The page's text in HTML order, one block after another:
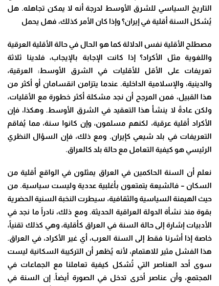
التاريخ السياسي للشرق الأوسط لدرجة أنه لا يمكن تجاهله. هل
يُشكل السنة أقلية في إيران؟ وإذا كان الأمر كذلك، فهل يحمل
مصطلح الأقلية نفس الدلالة كما هو الحال في حالة الأقلية العرقية
واللغوية مثل الأكراد؟ إذا كانت الإجابة بالإيجاب، فلدينا ثلاثة
تعريفات على الأقل للأقليات في الشرق الأوسط: العرقية،
والدينية، والإسلامية الداخلية. عندما يتزامن انقسامان أو أكثر من
هذا القبيل، فمن المرجح أن نجد مشكلة أكثر خطورة مع الأقليات،
ولكن عادةً لا ينشأ هذا التعقيد في الشرق الأوسط. وهكذا، فإن
الأكراد أقلية عرقية، لكنهم مسلمون، وإن كانوا سنة، مما يُفاقم
التعريفات في بلد شيعي كإيران. ومع ذلك، فإن السؤال النظري
الرئيسي هو كيفية التعامل مع حالة بلد كالعراق.
نعلم أن السنة الحاكمين في العراق يمثلون في الواقع أقلية من
السكان – فالشيعة يتمتعون بأغلبية عددية وليست سياسية. من
حيث الهيمنة السياسية والثقافية، سيطرت النخبة السنية الحضرية
بقوة منذ نشأة الدولة العراقية الحديثة. ومع ذلك، نادراً ما نجد في
الأدبيات إشارة إلى حالة السنة في العراق كأقلية، وهي كذلك تقنياً،
خاصة إذا أشرنا فقط إلى السنة العرب، أي غير الأكراد، في العراق.
هذا الفشل مثير للاهتمام، لأنه يُظهر أن التركيبة السكانية ليست
سوى أحد العناصر التي تُشكل كيفية تعاملنا مع الجماعات في
المجتمع، وأن عناصر أخرى تدخل في الصورة أيضاً. إن السنة في